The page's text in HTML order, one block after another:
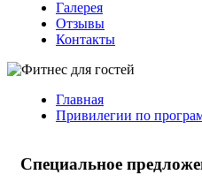
Галерея
Отзывы
Контакты
Главная
Привилегии по
Специальное